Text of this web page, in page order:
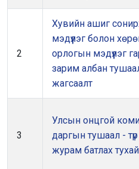
2
Хувийн ашиг
мэдүүлэг болон
орлогын мэдүүлэг
зарим албан
жагсаалт
3
Улсын онцгой
даргын тушаал - түр
журам батлах тухай